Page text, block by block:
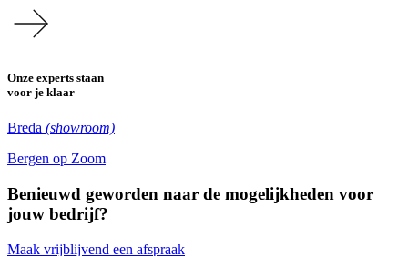
Onze experts staan
voor je klaar
Breda (showroom)
Bergen op Zoom
Benieuwd geworden naar de mogelijkheden voor
jouw bedrijf?
Maak vrijblijvend een afspraak